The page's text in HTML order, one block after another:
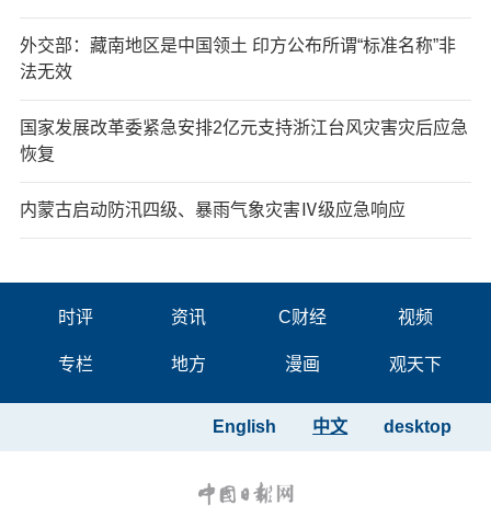
外交部：藏南地区是中国领土 印方公布所谓“标准名称”非
法无效
国家发展改革委紧急安排2亿元支持浙江台风灾害灾后应急
恢复
内蒙古启动防汛四级、暴雨气象灾害Ⅳ级应急响应
时评 资讯 C财经 视频
专栏 地方 漫画 观天下
desktop
中文
English